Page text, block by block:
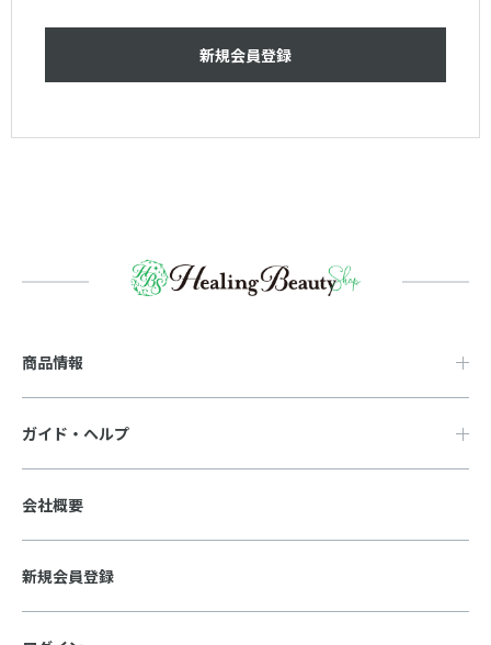
商品情報
ガイド・ヘルプ
会社概要
新規会員登録